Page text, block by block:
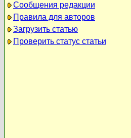
Сообщения редакции
Правила для авторов
Загрузить статью
Проверить статус статьи